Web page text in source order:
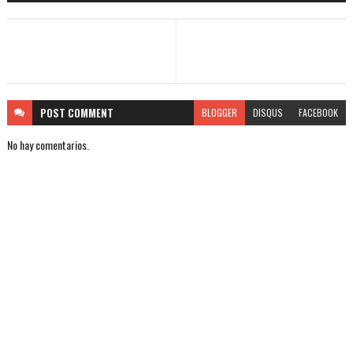
POST COMMENT BLOGGER DISQUS FACEBOOK
No hay comentarios.